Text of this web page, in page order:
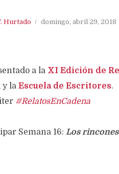
Hurtado domingo, abril 29, 2018
a la XI Edición de
y la Escuela de Escritores.
#RelatosEnCadena
Semana 16: Los rincones